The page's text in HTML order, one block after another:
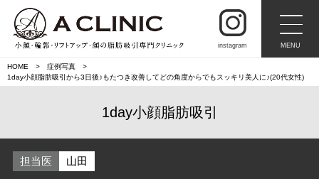
instagram MENU
HOME
症例写真
1day小顔脂肪吸引から3日後♪もたつき改善してどの角度からでもスッキリ美人に♪(20代女性)
1day小顔脂肪吸引
担当医 山田